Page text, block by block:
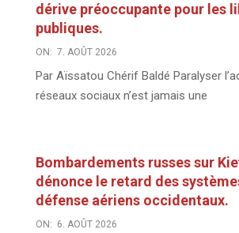
dérive préoccupante pour les
publiques.
ON: 7. AOÛT 2026
Par Aïssatou Chérif Baldé Paralyser
réseaux sociaux n’est jamais une
Bombardements russes sur
dénonce le retard des
défense aériens occidentaux.
ON: 6. AOÛT 2026